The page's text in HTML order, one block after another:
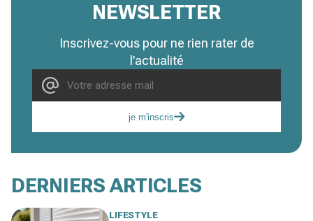
NEWSLETTER
Inscrivez-vous pour ne rien rater de
l’actualité
je m'inscris
DERNIERS ARTICLES
LIFESTYLE